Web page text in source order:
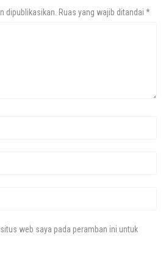
dipublikasikan. Ruas yang wajib ditandai *
web saya pada peramban ini untuk